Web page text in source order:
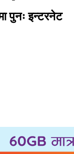
पुनः इन्टरनेट